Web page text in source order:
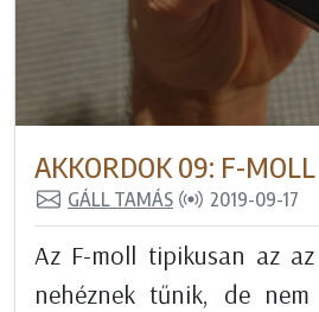
AKKORDOK 09: F-MOLL
GÁLL TAMÁS 2019-09-17
Az F-moll tipikusan az
nehéznek tűnik, de